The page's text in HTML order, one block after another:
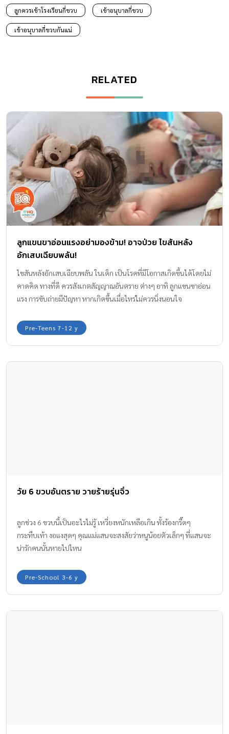
ลูกควรเข้าโรงเรียนกี่ขวบ เข้าอนุบาลกี่ขวบ
เข้าอนุบาลกี่ขวบกันแน่
RELATED
ลูกแขนขาอ่อนแรงอย่ามองข้าม! อาจป่วย ไขสันหลัง
อักเสบเฉียบพลัน!
ไขสันหลังอักเสบเฉียบพลัน ในเด็ก เป็นโรคที่มีโอกาสเกิดขึ้นได้โดยไม่
คาดคิด ทางที่ดี ควรสังเกตสัญญาณอันตราย ต่างๆ อาทิ ลูกแขนขาอ่อน
แรง การขับถ่ายมีปัญหา หากเกิดขึ้นเมื่อไหร่ไม่ควรนิ่งนอนใจ
Pre-Teens 7-12 y
วัย 6 ขวบอันตราย วายร้ายรุ่นจิ๋ว
ลูกช่วง 6 ขวบนี้เป็นอะไรไม่รู้ เหวี่ยงหนักเหลือเกิน ทั้งร้องกรี๊ดๆ
กระทืบเท้า งอแงสุดๆ คุณแม่แสนจะสงสัยว่าหนูน้อยตัวเล็กๆ ที่แสนจะ
น่ารักคนนั้นหายไปไหน
Pre-School 3-6 y